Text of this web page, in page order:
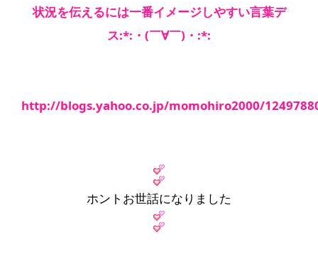
状況を伝えるには一番イメージしやすい言葉デ
ス:*:・(￣∀￣)・:*:
http://blogs.yahoo.co.jp/momohiro2000/
ホントお世話になりました